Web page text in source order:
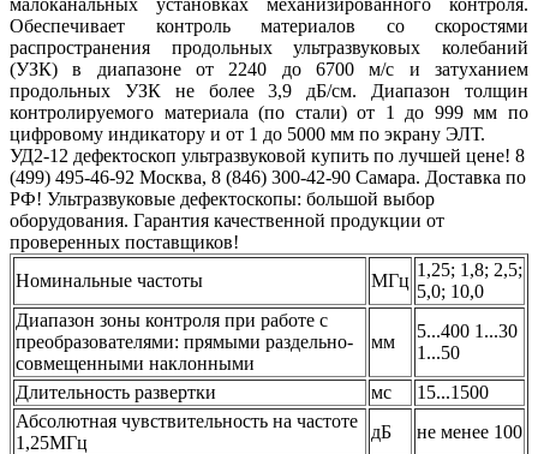
Обеспечивает контроль материалов со скоростями
распространения продольных ультразвуковых колебаний
(УЗК) в диапазоне от 2240 до 6700 м/с и затуханием
продольных УЗК не более 3,9 дБ/см. Диапазон толщин
контролируемого материала (по стали) от 1 до 999 мм по
цифровому индикатору и от 1 до 5000 мм по экрану ЭЛТ.
УД2-12 дефектоскоп ультразвуковой купить по лучшей цене! 8
(499) 495-46-92 Москва, 8 (846) 300-42-90 Самара. Доставка по
РФ! Ультразвуковые дефектоскопы: большой выбор
оборудования. Гарантия качественной продукции от
проверенных поставщиков!
Номинальные частоты
МГц
1,25; 1,8; 2,5;
5,0; 10,0
Диапазон зоны контроля при работе с
преобразователями: прямыми раздельно-
совмещенными наклонными
мм
5...400 1...30
1...50
Длительность развертки
мс
15...1500
Абсолютная чувствительность на частоте
1,25МГц
дБ
не менее 100